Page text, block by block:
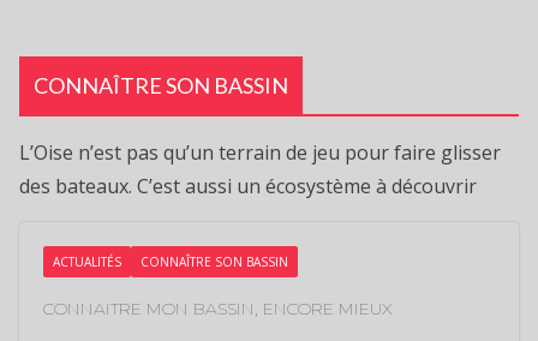
CONNAÎTRE SON BASSIN
L’Oise n’est pas qu’un terrain de jeu pour faire glisser
des bateaux. C’est aussi un écosystème à découvrir
ACTUALITÉS CONNAÎTRE SON BASSIN
CONNAITRE MON BASSIN, ENCORE MIEUX